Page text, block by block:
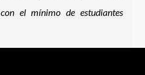
con el mínimo de estudiantes